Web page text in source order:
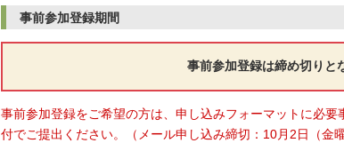
事前参加登録期間
事前参加登録は締め切りと
事前参加登録をご希望の方は、申し込みフォーマットに必
付でご提出ください。（メール申し込み締切：10月2日（金